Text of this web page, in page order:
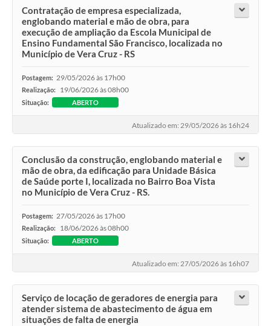
Contratação de empresa especializada,
englobando material e mão de obra, para
execução de ampliação da Escola Municipal de
Ensino Fundamental São Francisco, localizada no
Município de Vera Cruz - RS
Postagem: 29/05/2026 às 17h00
Realização: 19/06/2026 às 08h00
Situação: ABERTO
Atualizado em: 29/05/2026 às 16h24
Conclusão da construção, englobando material e
mão de obra, da edificação para Unidade Básica
de Saúde porte I, localizada no Bairro Boa Vista
no Município de Vera Cruz - RS.
Postagem: 27/05/2026 às 17h00
Realização: 18/06/2026 às 08h00
Situação: ABERTO
Atualizado em: 27/05/2026 às 16h07
Serviço de locação de geradores de energia para
atender sistema de abastecimento de água em
situações de falta de energia